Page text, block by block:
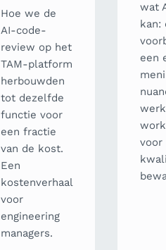
Hoe we de
AI-code-
review op het
TAM-platform
herbouwden
tot dezelfde
functie voor
een fractie
van de kost.
Een
kostenverhaal
voor
engineering
managers.
wat
kan:
een
voor